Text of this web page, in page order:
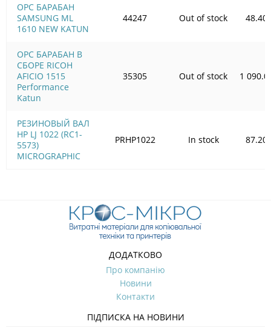
OPC БАРАБАН
SAMSUNG ML
1610 NEW KATUN
OPC БАРАБАН В
СБОРЕ RICOH
AFICIO 1515
Performance
Katun
РЕЗИНОВЫЙ ВАЛ
HP LJ 1022 (RC1-
5573)
MICROGRAPHIC
44247 Out of stock 48.40
35305 Out of stock 1
PRHP1022 In stock 87.20
ДОДАТКОВО
Про компанію
Новини
Контакти
ПІДПИСКА НА НОВИНИ